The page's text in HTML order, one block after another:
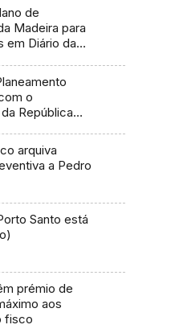
de
Madeira para
em Diário da
o
República
arquiva
a Pedro
Santo está
prémio de
aos
fisco